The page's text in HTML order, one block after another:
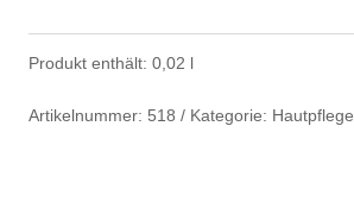
Menge
Produkt enthält: 0,02 l
Artikelnummer: 518 Kategorie: Hautpflege